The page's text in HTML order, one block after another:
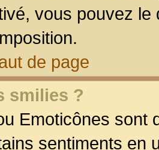
vous pouvez
de page
smilies ?
Emoticônes sont
sentiments en